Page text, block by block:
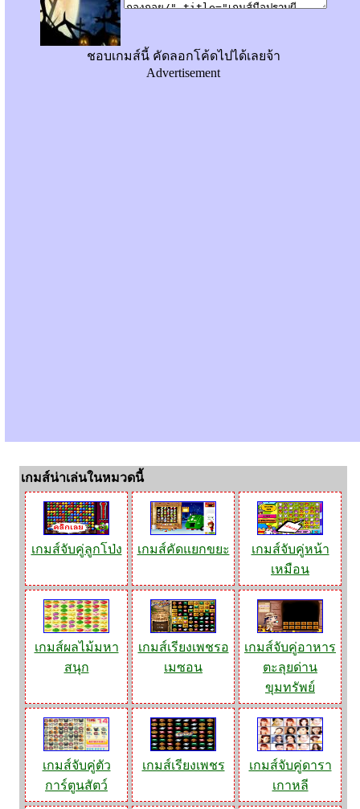
ชอบเกมส์นี้ คัดลอกโค้ดไปได้เลยจ้า
Advertisement
เกมส์น่าเล่นในหมวดนี้
เกมส์จับคู่ลูกโป่ง เกมส์คัดแยกขยะ
เกมส์จับคู่หน้า
เหมือน
เกมส์ผลไม้มหา
สนุก
เกมส์เรียงเพชรอ
เมซอน
เกมส์จับคู่อาหาร
ตะลุยด่าน
ขุมทรัพย์
เกมส์จับคู่ตัว
การ์ตูนสัตว์
เกมส์เรียงเพชร
เกมส์จับคู่ดารา
เกาหลี